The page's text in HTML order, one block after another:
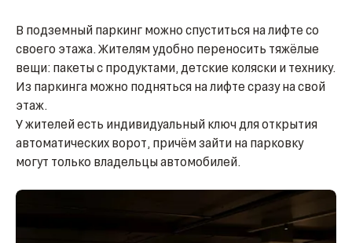
В подземный паркинг можно спуститься на лифте со
своего этажа. Жителям удобно переносить тяжёлые
вещи: пакеты с продуктами, детские коляски и технику.
Из паркинга можно подняться на лифте сразу на свой
этаж.
У жителей есть индивидуальный ключ для открытия
автоматических ворот, причём зайти на парковку
могут только владельцы автомобилей.